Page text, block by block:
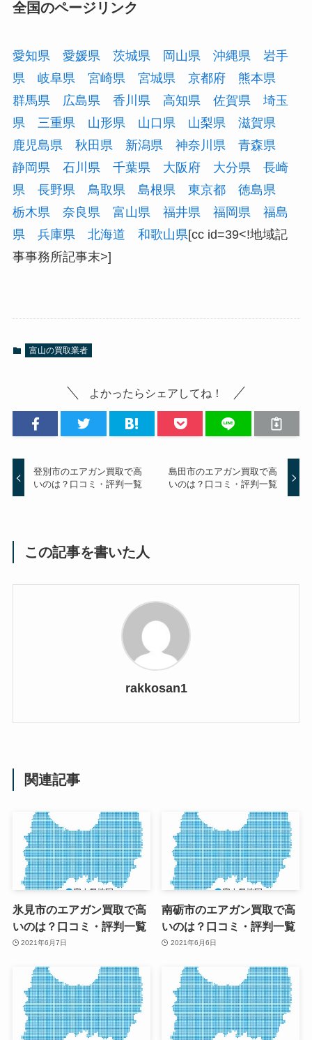
全国のページリンク
愛知県 愛媛県 茨城県 岡山県 沖縄県
岩手
県
岐阜県 宮崎県 宮城県 京都府
熊本県
群馬県
広島県 香川県 高知県 佐賀県
埼玉
県
三重県 山形県 山口県 山梨県
滋賀県
鹿児島県
秋田県 新潟県 神奈川県
青森県
静岡県
石川県 千葉県 大阪府 大分県
長崎
県
長野県 鳥取県 島根県 東京都
徳島県
栃木県
奈良県 富山県 福井県 福岡県
福島
県
兵庫県 北海道 和歌山県[cc id=39<!地域記
事事務所記事末>]
富山の買取業者
よかったらシェアしてね！
登別市のエアガン買取で高
いのは？口コミ・評判一覧
島田市のエアガン買取で高
いのは？口コミ・評判一覧
この記事を書いた人
rakkosan1
関連記事
氷見市のエアガン買取で高
いのは？口コミ・評判一覧
2021年6月7日
南砺市のエアガン買取で高
いのは？口コミ・評判一覧
2021年6月6日